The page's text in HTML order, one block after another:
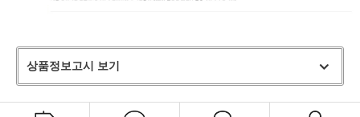
상품정보고시 보기